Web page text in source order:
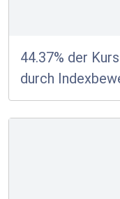
44.37% der
durch